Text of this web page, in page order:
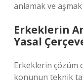
anlamak ve
Erkeklerin
Yasal
Erkeklerin çözüm
konunun teknik